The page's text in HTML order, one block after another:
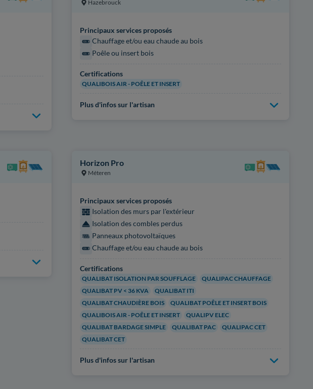
Hazebrouck
Principaux services proposés
Chauffage et/ou eau chaude au bois
Poêle ou insert bois
Certifications
QUALIBOIS AIR - POÊLE ET INSERT
Plus d'infos sur l'artisan
Horizon Pro
Méteren
Principaux services proposés
Isolation des murs par l'extérieur
Isolation des combles perdus
Panneaux photovoltaïques
Chauffage et/ou eau chaude au bois
Certifications
QUALIBAT ISOLATION PAR SOUFFLAGE
QUALIPAC CHAUFFAGE
QUALIBAT PV < 36 KVA
QUALIBAT ITI
QUALIBAT CHAUDIÈRE BOIS
QUALIBAT POÊLE ET INSERT BOIS
QUALIBOIS AIR - POÊLE ET INSERT
QUALIPV ELEC
QUALIBAT BARDAGE SIMPLE
QUALIBAT PAC
QUALIPAC CET
QUALIBAT CET
Plus d'infos sur l'artisan